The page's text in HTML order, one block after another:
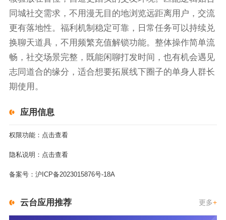
同城社交需求，不用漫无目的地浏览远距离用户，交流
更有落地性。福利机制稳定可靠，日常任务可以持续兑
换聊天道具，不用频繁充值解锁功能。整体操作简单流
畅，社交场景完整，既能闲聊打发时间，也有机会遇见
志同道合的缘分，适合想要拓展线下圈子的单身人群长
期使用。
应用信息
权限功能： 点击查看
隐私说明： 点击查看
备案号： 沪ICP备2023015876号-18A
云台应用推荐 更多+